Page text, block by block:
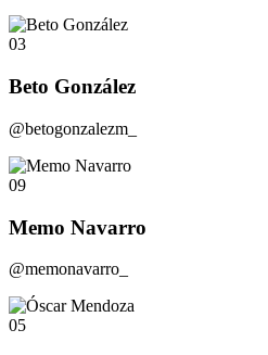
03
Beto González
@betogonzalezm_
09
Memo Navarro
@memonavarro_
05